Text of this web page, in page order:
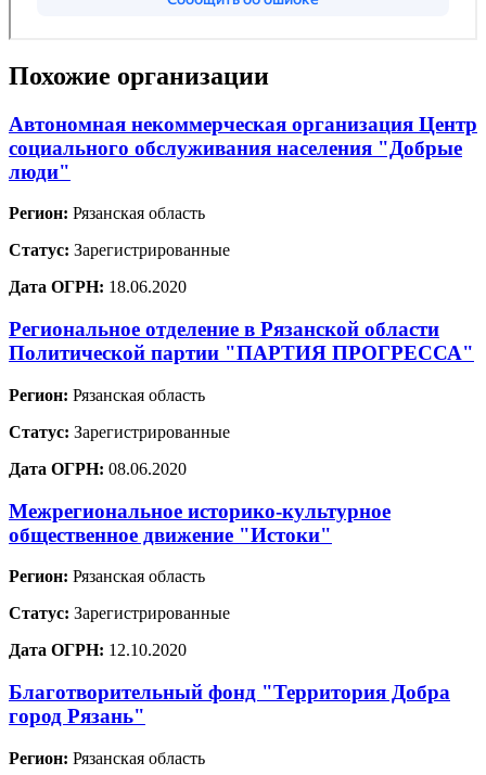
Похожие организации
Автономная некоммерческая организация Центр
социального обслуживания населения "Добрые
люди"
Регион: Рязанская область
Статус: Зарегистрированные
Дата ОГРН: 18.06.2020
Региональное отделение в Рязанской области
Политической партии "ПАРТИЯ ПРОГРЕССА"
Регион: Рязанская область
Статус: Зарегистрированные
Дата ОГРН: 08.06.2020
Межрегиональное историко-культурное
общественное движение "Истоки"
Регион: Рязанская область
Статус: Зарегистрированные
Дата ОГРН: 12.10.2020
Благотворительный фонд "Территория Добра
город Рязань"
Регион: Рязанская область